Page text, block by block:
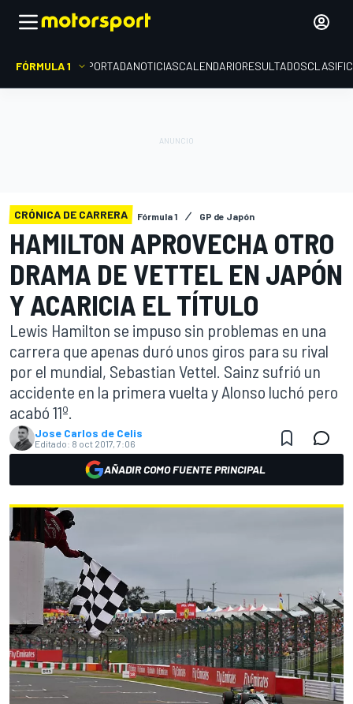
FÓRMULA 1 PORTADANOTICIASCALENDARIORESULTADOS
CRÓNICA DE CARRERA Fórmula 1 GP de Japón
HAMILTON APROVECHA OTRO
DRAMA DE VETTEL EN JAPÓN
Y ACARICIA EL TÍTULO
Lewis Hamilton se impuso sin problemas en una
carrera que apenas duró unos giros para su rival
por el mundial, Sebastian Vettel. Sainz sufrió un
accidente en la primera vuelta y Alonso luchó pero
acabó 11º.
Jose Carlos de Celis
Editado: 8 oct 2017, 7:06
AÑADIR COMO FUENTE PRINCIPAL